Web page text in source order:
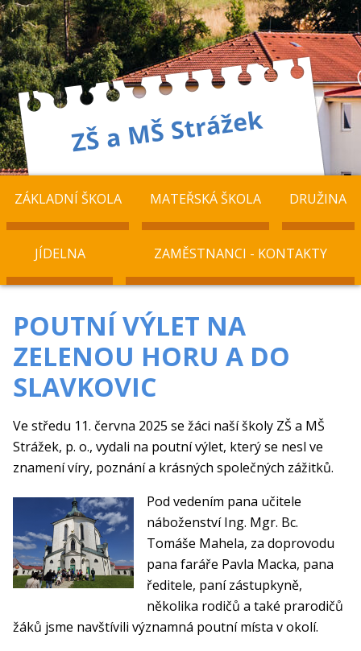
ZÁKLADNÍ ŠKOLA MATEŘSKÁ ŠKOLA DRUŽINA
JÍDELNA ZAMĚSTNANCI - KONTAKTY
POUTNÍ VÝLET NA
ZELENOU HORU A DO
SLAVKOVIC
Ve středu 11. června 2025 se žáci naší školy ZŠ a MŠ
Strážek, p. o., vydali na poutní výlet, který se nesl ve
znamení víry, poznání a krásných společných zážitků.
Pod vedením pana učitele
náboženství Ing. Mgr. Bc.
Tomáše Mahela, za doprovodu
pana faráře Pavla Macka, pana
ředitele, paní zástupkyně,
několika rodičů a také prarodičů
žáků jsme navštívili významná poutní místa v okolí.